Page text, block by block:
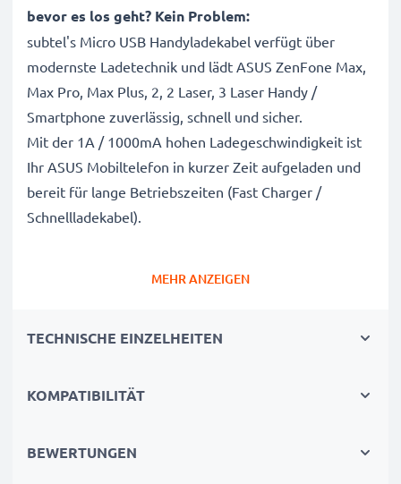
bevor es los geht? Kein Problem:
subtel's Micro USB Handyladekabel verfügt über
modernste Ladetechnik und lädt ASUS ZenFone Max,
Max Pro, Max Plus, 2, 2 Laser, 3 Laser Handy /
Smartphone zuverlässig, schnell und sicher.
Mit der 1A / 1000mA hohen Ladegeschwindigkeit ist
Ihr ASUS Mobiltelefon in kurzer Zeit aufgeladen und
bereit für lange Betriebszeiten (Fast Charger /
Schnellladekabel).
alle Handys mit Micro USB Ladebuchse /
✔ Kurze Ladezeiten & schnelles Laden
Ladegeschwindigkeit
MEHR ANZEIGEN
TECHNISCHE EINZELHEITEN
KOMPATIBILITÄT
BEWERTUNGEN